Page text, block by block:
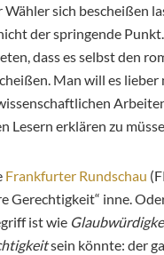
sich bescheißen
der springende
dass es selbst den
Man will es
Lesern erklären zu
Frankfurter Rundschau
Gerechtigkeit“ inne.
ist wie
sein könnte: der